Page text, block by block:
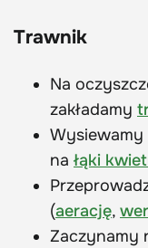
Trawnik
Na
zakładamy
Wysiewamy
na łąki
(aerację,
Zaczynamy